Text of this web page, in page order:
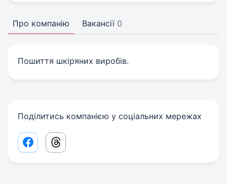
Про компанію Вакансії 0
Пошиття шкіряних виробів.
Поділитись компанією у соціальних мережах
Facebook share link
Threads share link